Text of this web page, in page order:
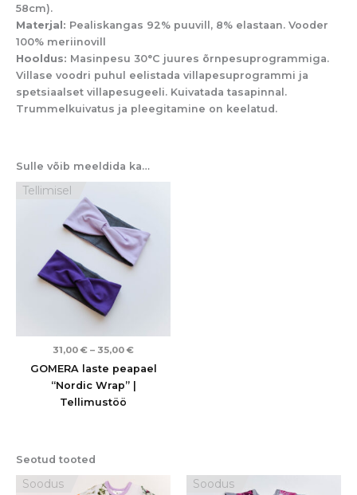
58cm).
Materjal: Pealiskangas 92% puuvill, 8% elastaan. Vooder
100% meriinovill
Hooldus: Masinpesu 30°C juures õrnpesuprogrammiga.
Villase voodri puhul eelistada villapesuprogrammi ja
spetsiaalset villapesugeeli. Kuivatada tasapinnal.
Trummelkuivatus ja pleegitamine on keelatud.
Sulle võib meeldida ka…
Tellimisel
31,00 € – 35,00 €
GOMERA laste peapael
“Nordic Wrap” |
Tellimustöö
Seotud tooted
Soodus
Algne
hind
Praegune
hind
Soodus
hind